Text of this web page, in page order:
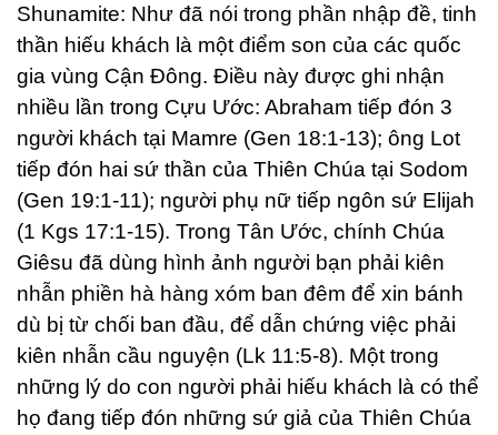
Shunamite: Như đã nói trong phần nhập đề, tinh
thần hiếu khách là một điểm son của các quốc
gia vùng Cận Đông. Điều này được ghi nhận
nhiều lần trong Cựu Ước: Abraham tiếp đón 3
người khách tại Mamre (Gen 18:1-13); ông Lot
tiếp đón hai sứ thần của Thiên Chúa tại Sodom
(Gen 19:1-11); người phụ nữ tiếp ngôn sứ Elijah
(1 Kgs 17:1-15). Trong Tân Ước, chính Chúa
Giêsu đã dùng hình ảnh người bạn phải kiên
nhẫn phiền hà hàng xóm ban đêm để xin bánh
dù bị từ chối ban đầu, để dẫn chứng việc phải
kiên nhẫn cầu nguyện (Lk 11:5-8). Một trong
những lý do con người phải hiếu khách là có thể
họ đang tiếp đón những sứ giả của Thiên Chúa